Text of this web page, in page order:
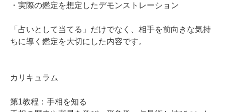
・実際の鑑定を想定したデモンストレーション
「占いとして当てる」だけでなく、相手を前向きな気持
ちに導く鑑定を大切にした内容です。
カリキュラム
第1教程：手相を知る